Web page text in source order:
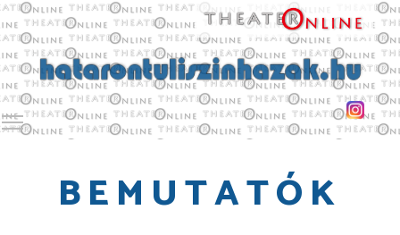
Toggle main menu visibility
BEMUTATÓK